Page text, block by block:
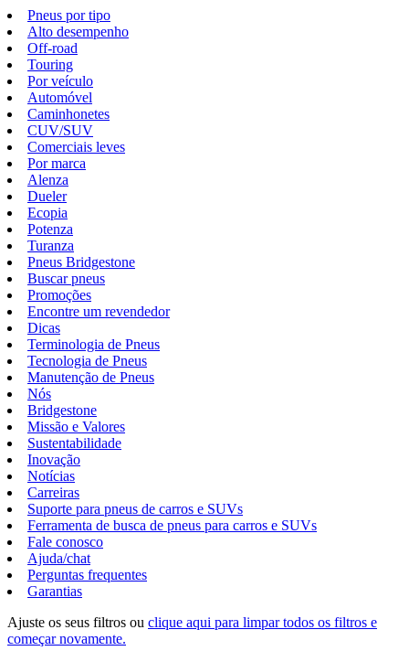
Pneus por tipo
Alto desempenho
Off-road
Touring
Por veículo
Automóvel
Caminhonetes
CUV/SUV
Comerciais leves
Por marca
Alenza
Dueler
Ecopia
Potenza
Turanza
Pneus Bridgestone
Buscar pneus
Promoções
Encontre um revendedor
Dicas
Terminologia de Pneus
Tecnologia de Pneus
Manutenção de Pneus
Nós
Bridgestone
Missão e Valores
Sustentabilidade
Inovação
Notícias
Carreiras
Suporte para pneus de carros e SUVs
Ferramenta de busca de pneus para carros e SUVs
Fale conosco
Ajuda/chat
Perguntas frequentes
Garantias
Ajuste os seus filtros ou clique aqui para limpar todos os filtros e
começar novamente.